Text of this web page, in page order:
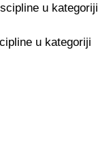
u kategoriji
u kategoriji